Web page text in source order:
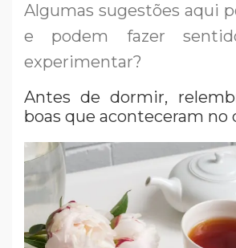
Algumas sugestões aqui
e podem fazer
experimentar?
Antes de dormir,
boas que aconteceram no